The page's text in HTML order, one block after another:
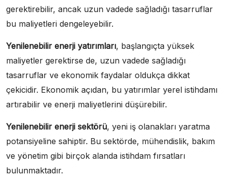
gerektirebilir, ancak uzun vadede sağladığı tasarruflar
bu maliyetleri dengeleyebilir.
Yenilenebilir enerji yatırımları, başlangıçta yüksek
maliyetler gerektirse de, uzun vadede sağladığı
tasarruflar ve ekonomik faydalar oldukça dikkat
çekicidir. Ekonomik açıdan, bu yatırımlar yerel istihdamı
artırabilir ve enerji maliyetlerini düşürebilir.
Yenilenebilir enerji sektörü, yeni iş olanakları yaratma
potansiyeline sahiptir. Bu sektörde, mühendislik, bakım
ve yönetim gibi birçok alanda istihdam fırsatları
bulunmaktadır.